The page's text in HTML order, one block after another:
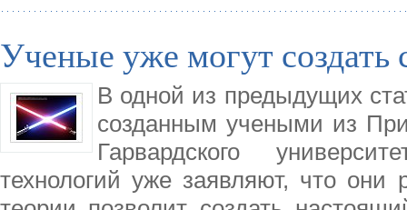
Ученые уже могут создать
В одной из предыдущих
созданным учеными из
Гарвардского
технологий уже заявляют, что они